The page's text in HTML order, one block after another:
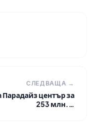
СЛЕДВАЩА →
център за
253 млн.…